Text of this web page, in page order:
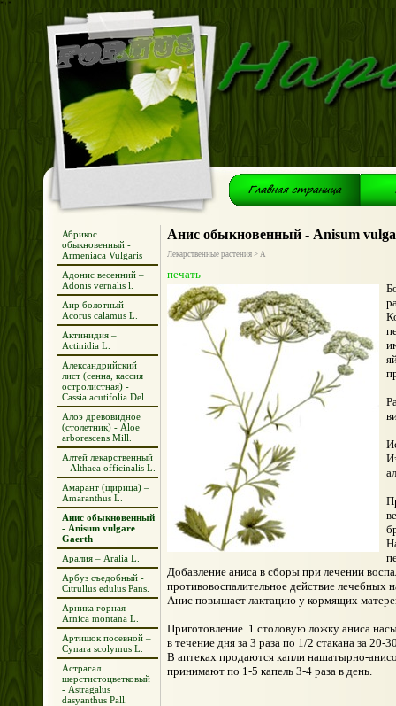
*+*
Анис обыкновенный - Anisum
Лекарственные растения > А
печать
Добавление аниса в сборы при лечении
противовоспалительное действие лечебных
Анис повышает лактацию у кормящих
Приготовление. 1 столовую ложку аниса
в течение дня за 3 раза по 1/2 стакана за
В аптеках продаются капли нашатырно-
принимают по 1-5 капель 3-4 раза в день.
Абрикос
обыкновенный -
Armeniaca Vulgaris
Адонис весенний –
Adonis vernalis l.
Аир болотный -
Acorus calamus L.
Актинидия –
Actinidia L.
Александрийский
лист (сенна, кассия
остролистная) -
Cassia acutifolia Del.
Алоэ древовидное
(столетник) - Aloe
arborescens Mill.
Алтей лекарственный
– Althaea officinalis L.
Амарант (щирица) –
Amaranthus L.
Анис обыкновенный
- Anisum vulgare
Gaerth
Аралия – Aralia L.
Арбуз съедобный -
Citrullus edulus Pans.
Арника горная –
Arnica montana L.
Артишок посевной –
Cynara scolymus L.
Астрагал
шерстистоцветковый
- Astragalus
dasyanthus Pall.